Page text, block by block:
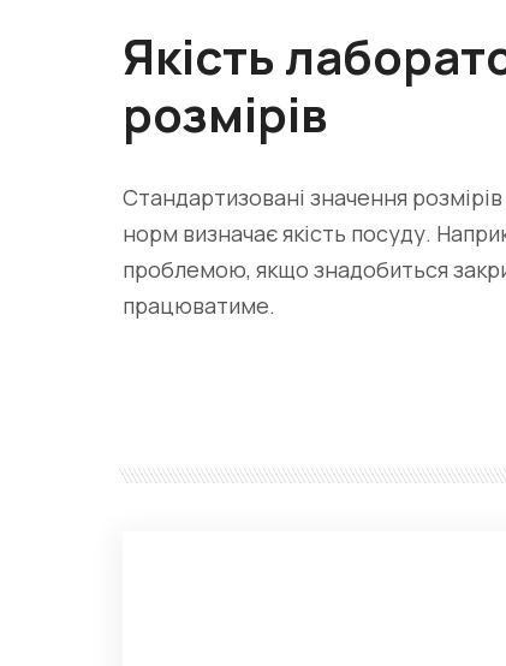
Якість
розмірів
Стандартизовані значення
норм визначає якість посуду.
проблемою, якщо знадобиться
працюватиме.